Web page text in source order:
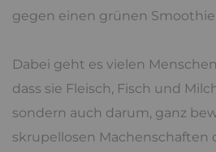
gegen einen grünen Smoothie
Dabei geht es vielen
dass sie Fleisch, Fisch und
sondern auch darum, ganz
skrupellosen Machenschaften